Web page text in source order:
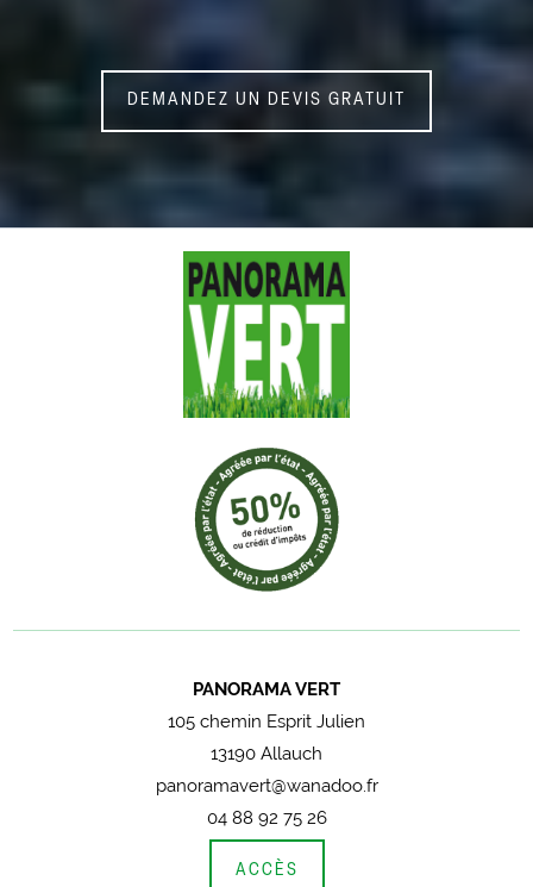
DEMANDEZ UN DEVIS GRATUIT
PANORAMA VERT
105 chemin Esprit Julien
13190 Allauch
panoramavert@wanadoo.fr
04 88 92 75 26
ACCÈS